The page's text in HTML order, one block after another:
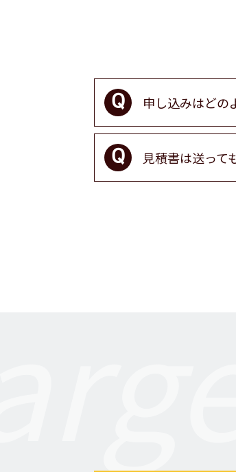
申し込みはどの
見積書は送って